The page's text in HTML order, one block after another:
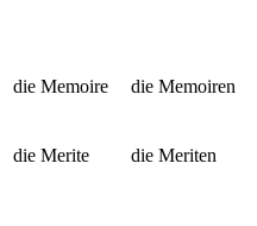
die Memoire die Memoiren
die Merite die Meriten